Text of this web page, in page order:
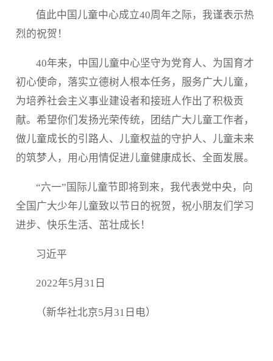
值此中国儿童中心成立40周年之际，我谨表示热
烈的祝贺！
40年来，中国儿童中心坚守为党育人、为国育才
初心使命，落实立德树人根本任务，服务广大儿童，
为培养社会主义事业建设者和接班人作出了积极贡
献。希望你们发扬光荣传统，团结广大儿童工作者，
做儿童成长的引路人、儿童权益的守护人、儿童未来
的筑梦人，用心用情促进儿童健康成长、全面发展。
“六一”国际儿童节即将到来，我代表党中央，向
全国广大少年儿童致以节日的祝贺，祝小朋友们学习
进步、快乐生活、茁壮成长！
习近平
2022年5月31日
（新华社北京5月31日电）